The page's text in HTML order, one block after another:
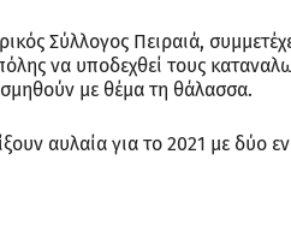
Σύλλογος Πειραιά,
να υποδεχθεί τους
με θέμα τη θάλασσα.
αυλαία για το 2021 με δύο